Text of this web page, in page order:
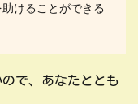
けることができる
で、あなたととも